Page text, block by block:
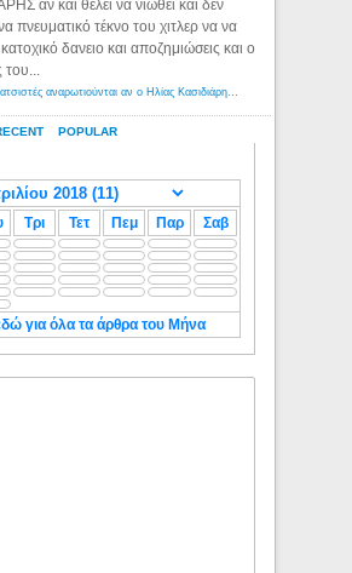
POPULAR
αν και θέλει να νιώθει και δεν
πνευματικό τέκνο του χιτλερ να να
κατοχικό δανειο και αποζημιώσεις και ο
του...
Αμερικανοί ρατσιστές αναρωτιούνται αν ο Ηλίας Κασιδιάρης ανήκει στη λευκή φυλή... - Λόγιος Ερμής
Τρι Τετ Πεμ Παρ Σαβ
για όλα τα άρθρα του Μήνα